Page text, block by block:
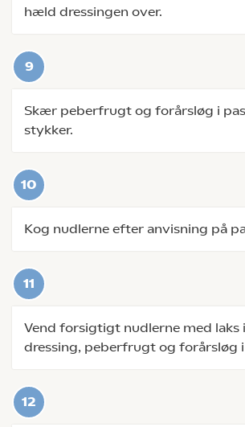
hæld dressingen over.
Skær peberfrugt og forårsløg i
stykker.
Kog nudlerne efter anvisning på
Vend forsigtigt nudlerne med laks
dressing, peberfrugt og forårsløg i